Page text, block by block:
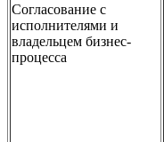
Согласование с
исполнителями и
владельцем бизнес-
процесса